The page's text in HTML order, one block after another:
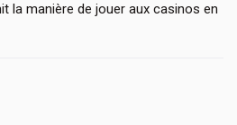
la manière de jouer aux casinos en